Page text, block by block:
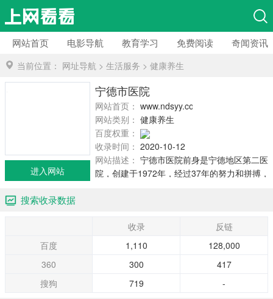
网站首页 电影导航 教育学习 免费阅读 奇闻资讯
当前位置： 网址导航 > 生活服务 > 健康养生
宁德市医院
网站首页： www.ndsyy.com
网站类别： 健康养生
百度权重：
收录时间： 2020-10-12
网站描述： 宁德市医院前身是宁德地区第二医
院，创建于1972年，经过37年的努力和拼搏，
进入网站
搜索收录数据
收录
反链
百度
1,110
128,000
360
300
417
搜狗
719 -